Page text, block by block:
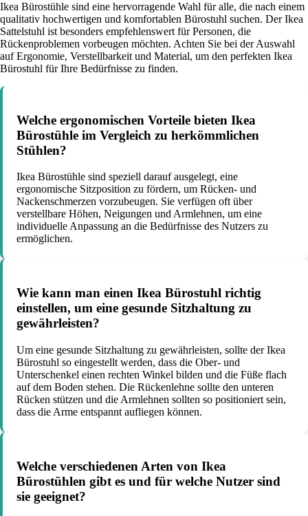
Ikea Bürostühle sind eine hervorragende Wahl für alle, die nach einem
qualitativ hochwertigen und komfortablen Bürostuhl suchen. Der Ikea
Sattelstuhl ist besonders empfehlenswert für Personen, die
Rückenproblemen vorbeugen möchten. Achten Sie bei der Auswahl
auf Ergonomie, Verstellbarkeit und Material, um den perfekten Ikea
Bürostuhl für Ihre Bedürfnisse zu finden.
Welche ergonomischen Vorteile bieten Ikea
Bürostühle im Vergleich zu herkömmlichen
Stühlen?
Ikea Bürostühle sind speziell darauf ausgelegt, eine
ergonomische Sitzposition zu fördern, um Rücken- und
Nackenschmerzen vorzubeugen. Sie verfügen oft über
verstellbare Höhen, Neigungen und Armlehnen, um eine
individuelle Anpassung an die Bedürfnisse des Nutzers zu
ermöglichen.
Wie kann man einen Ikea Bürostuhl richtig
einstellen, um eine gesunde Sitzhaltung zu
gewährleisten?
Um eine gesunde Sitzhaltung zu gewährleisten, sollte der Ikea
Bürostuhl so eingestellt werden, dass die Ober- und
Unterschenkel einen rechten Winkel bilden und die Füße flach
auf dem Boden stehen. Die Rückenlehne sollte den unteren
Rücken stützen und die Armlehnen sollten so positioniert sein,
dass die Arme entspannt aufliegen können.
Welche verschiedenen Arten von Ikea
Bürostühlen gibt es und für welche Nutzer sind
sie geeignet?